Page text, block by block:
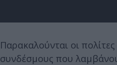
Παρακαλούνται οι
συνδέσμους που